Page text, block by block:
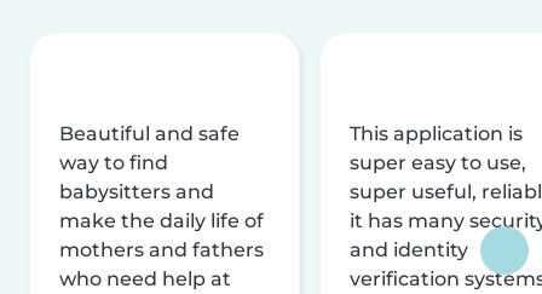
Beautiful and safe
way to find
babysitters and
make the daily life of
mothers and fathers
who need help at
This application is
super easy to use,
super useful,
it has many
and identity
verification